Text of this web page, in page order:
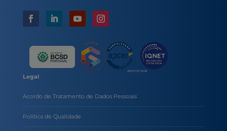
Legal
Acordo de Tratamento de Dados Pessoais
Política de Qualidade